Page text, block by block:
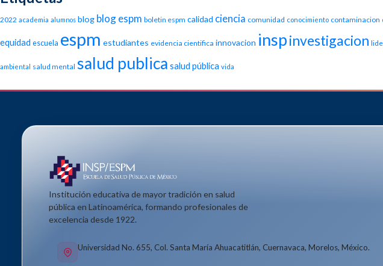
2022 academia alumnos blog blog espm boletin espm calidad ciencia comunidad conocimiento contaminacion
equidad escuela espm estudiantes evidencia cientifica innovacion inspinvestigacion
ambiental salud mental salud publica salud pública vida
Institución educativa de mayor tradición en salud
pública en Latinoamérica, formando profesionales de
excelencia desde 1922.
Universidad No. 655, Col. Santa María Ahuacatitlán, Cuernavaca, Morelos, México.